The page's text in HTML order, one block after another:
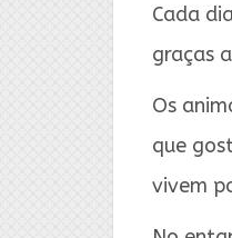
Cada
graças
Os
que
vivem